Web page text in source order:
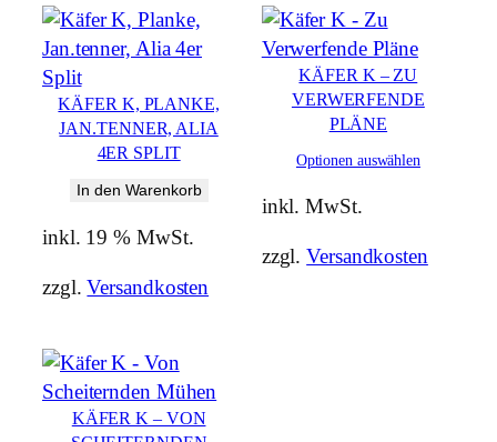
KÄFER K, PLANKE,
JAN.TENNER, ALIA
4ER SPLIT
In den Warenkorb
inkl. 19 % MwSt.
zzgl.Versandkosten
KÄFER K – ZU
VERWERFENDE
PLÄNE
Optionen auswählen
inkl. MwSt.
zzgl.Versandkosten
KÄFER K – VON